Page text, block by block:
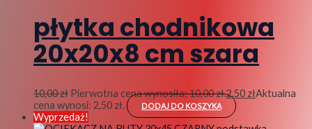
płytka chodnikowa
20x20x8 cm szara
10,00zł Pierwotna cena wynosiła: 10,00 zł.2,50 złAktualna
cena wynosi: 2,50 zł.
DODAJ DO KOSZYKA
Wyprzedaż!